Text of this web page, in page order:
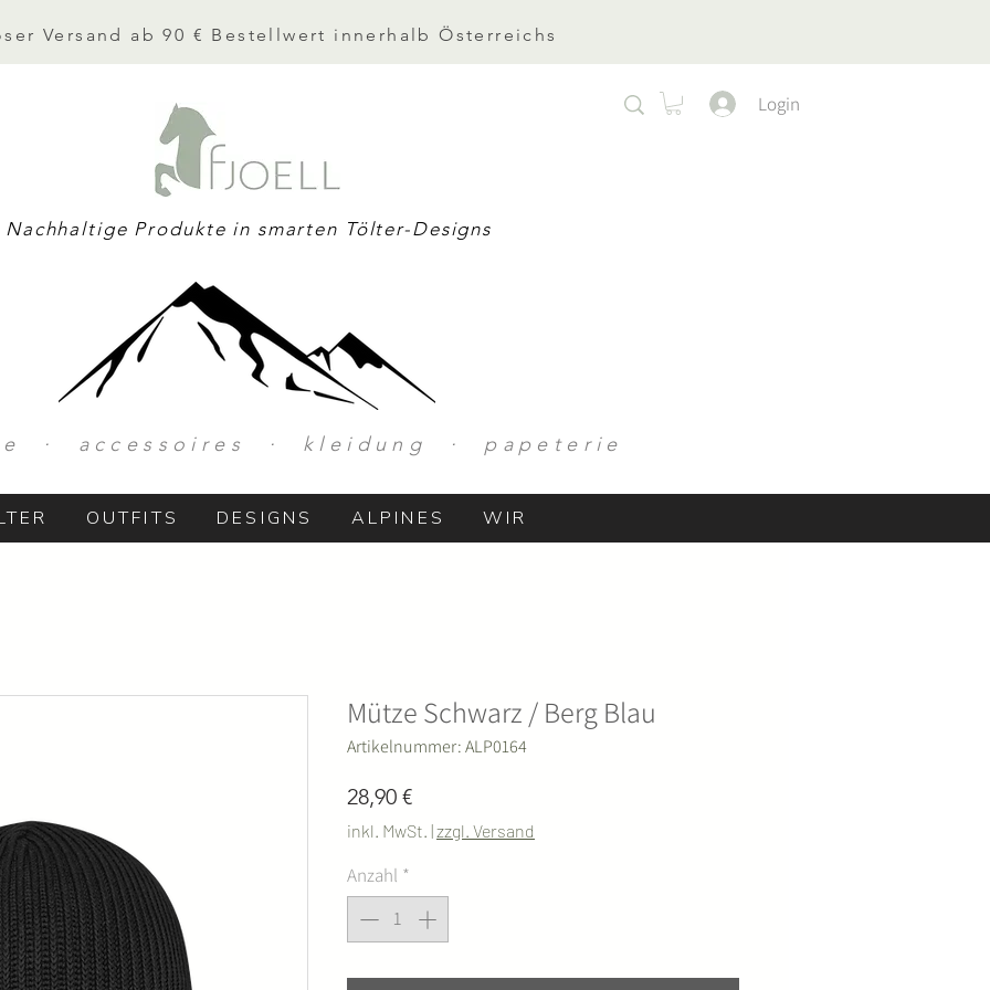
Versand ab 90 € Bestellwert innerhalb Österreichs
Nachhaltige Produkte in smarten Tölter-Designs
Login
· accessoires · kleidung · papeterie
OUTFITS DESIGNS ALPINES WIR
Mütze Schwarz / Berg Blau
Artikelnummer: ALP0164
28,90 €Preis
inkl. MwSt. |zzgl. Versand
Anzahl *